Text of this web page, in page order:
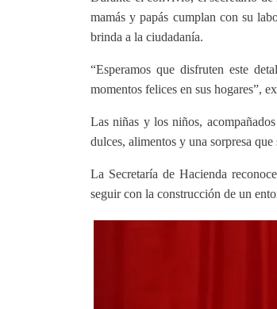
mamás y papás cumplan con su
brinda a la ciudadanía.
“Esperamos que disfruten este
momentos felices en sus hogares”,
Las niñas y los niños,
dulces, alimentos y una sorpresa que
La Secretaría de Hacienda
seguir con la construcción de un